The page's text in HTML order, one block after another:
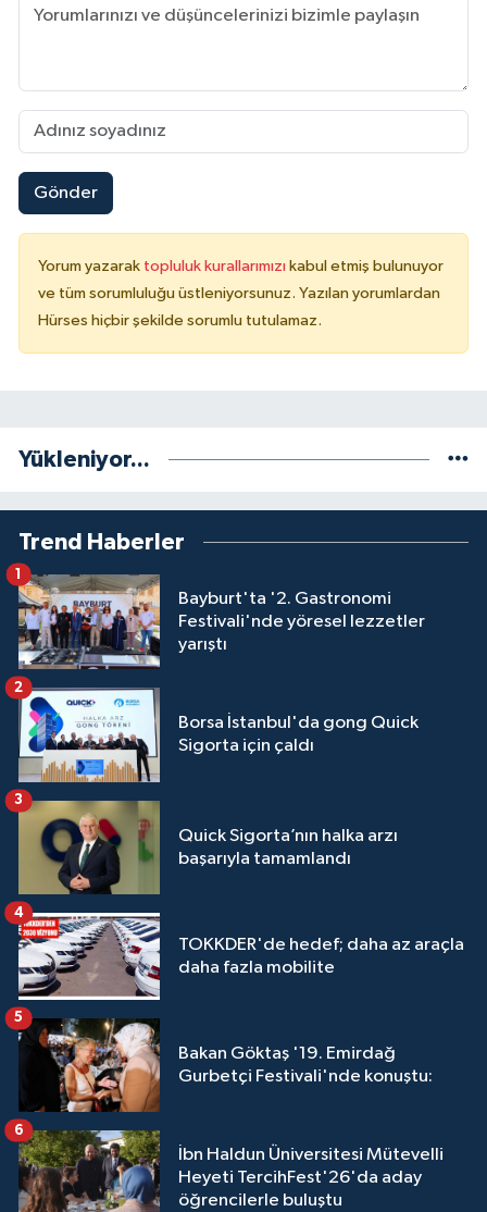
Gönder
Yorum yazarak topluluk kurallarımızı kabul etmiş bulunuyor
ve tüm sorumluluğu üstleniyorsunuz. Yazılan yorumlardan
Hürses hiçbir şekilde sorumlu tutulamaz.
Yükleniyor...
Trend Haberler
Bayburt'ta '2. Gastronomi
Festivali'nde yöresel lezzetler
yarıştı
1
Borsa İstanbul'da gong Quick
Sigorta için çaldı
2
Quick Sigorta’nın halka arzı
başarıyla tamamlandı
3
TOKKDER'de hedef; daha az araçla
daha fazla mobilite
4
Bakan Göktaş '19. Emirdağ
Gurbetçi Festivali'nde konuştu:
5
İbn Haldun Üniversitesi Mütevelli
Heyeti TercihFest'26'da aday
öğrencilerle buluştu
6